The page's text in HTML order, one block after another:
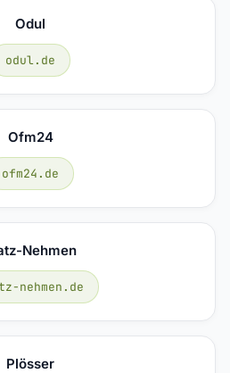
Odul
odul.de
Ofm24
ofm24.de
Nehmen
nehmen.de
Plösser